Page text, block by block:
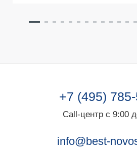
+7 (495)
Call-центр с 9:00
info@best-